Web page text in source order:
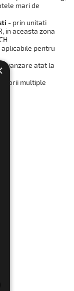
mari de
- prin unitati
in aceasta zona
pentru
vanzare atat la
multiple